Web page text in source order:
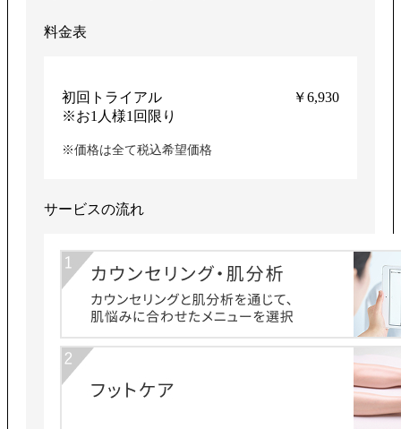
料金表
初回トライアル
※お1人様1回限り
￥6,930
※価格は全て税込希望価格
サービスの流れ